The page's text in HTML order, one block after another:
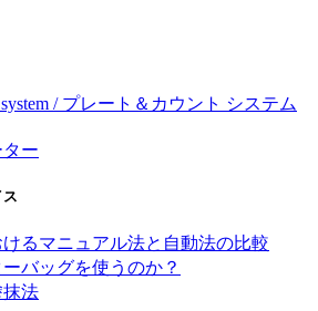
/ プレート＆カウント システム
ー
るマニュアル法と自動法の比較
バッグを使うのか？
抹法